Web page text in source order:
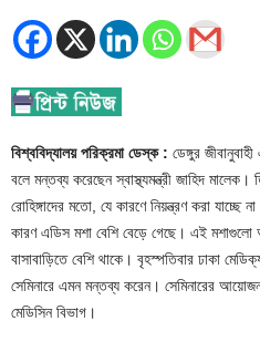
বিশ্ববিদ্যালয় পরিক্রমা ডেস্ক : ডেঙ্গুর
বলে মন্তব্য করেছেন স্বাস্থ্যমন্ত্রী জাহিদ
রোহিঙ্গাদের মতো, যে কারণে নিয়ন্ত্রণ করা যাচ্ছে
কারণ এডিস মশা বেশি বেড়ে গেছে। এই মশাগুলো
বাসাবাড়িতে বেশি থাকে। বৃহস্পতিবার ঢাকা
সেমিনারে এমন মন্তব্য করেন। সেমিনারের
মেডিসিন বিভাগ।